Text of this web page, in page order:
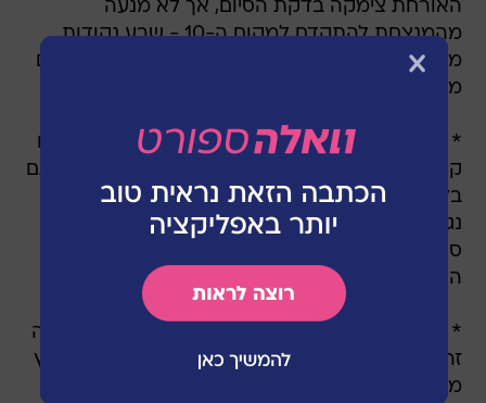
האורחת צימקה בדקת הסיום, אך לא מנעה
מהמנצחת להתקדם למקום ה-10 - שבע נקודות
מעל המקום ה-16 שמוביל למבחנים. פודגוראנו סיים
משחק מלא.
*
, שעבר בינואר מהפועל נוף הגליל לזימברו
קישינב וכבש צמד בבכורה בגביע, חגג שער ראשון גם
בליגה המולדובית כשהעלה את קבוצתו ליתרון עם
ספרטה סלמט. זימברו עם ניצחון ראשון בפלייאוף
העליון ובמרחק חמש נקודות מהמוליכה מילסאמי.
*
פתח בהרכב של סטאל מיילץ לראשונה
זה שבעה חודשים, אבל היה שותף לתבוסה 4:1 בחוץ